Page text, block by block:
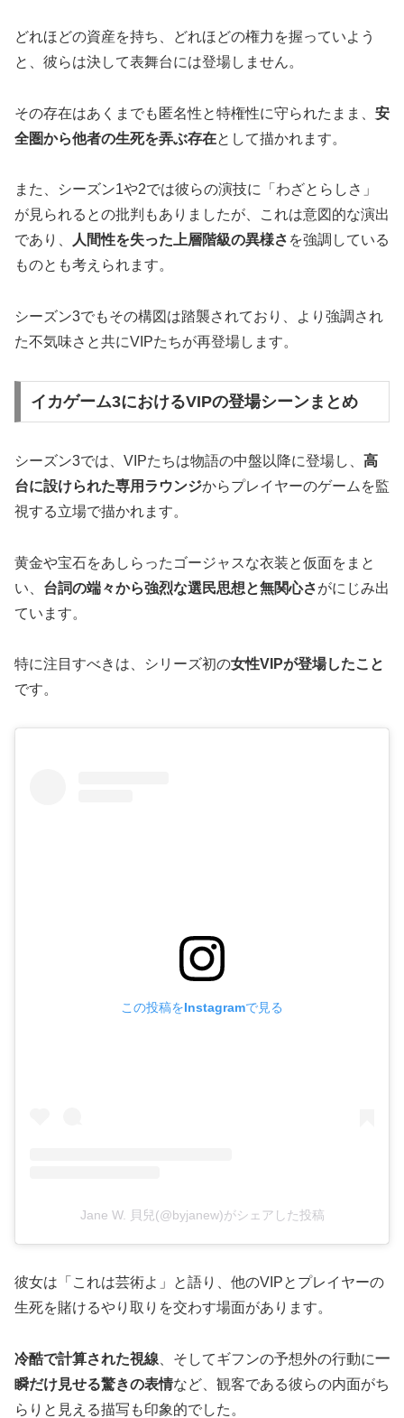
どれほどの資産を持ち、どれほどの権力を握っていよう
と、彼らは決して表舞台には登場しません。
その存在はあくまでも匿名性と特権性に守られたまま、 安
全圏から他者の生死を弄ぶ存在として描かれます。
また、シーズン1や2では彼らの演技に「わざとらしさ」
が見られるとの批判もありましたが、これは意図的な演出
であり、
人間性を失った上層階級の異様さ を強調している
ものとも考えられます。
シーズン3でもその構図は踏襲されており、より強調され
た不気味さと共にVIPたちが再登場します。
イカゲーム3におけるVIPの登場シーンまとめ
シーズン3では、VIPたちは物語の中盤以降に登場し、 高
台に設けられた専用ラウンジからプレイヤーのゲームを監
視する立場で描かれます。
黄金や宝石をあしらったゴージャスな衣装と仮面をまと
い、 台詞の端々から強烈な選民思想と無関心さがにじみ出
ています。
特に注目すべきは、シリーズ初の女性VIPが登場したこと
です。
この投稿をInstagramで見る
Jane W. 貝兒(@byjanew)がシェアした投稿
彼女は「これは芸術よ」と語り、他のVIPとプレイヤーの
生死を賭けるやり取りを交わす場面があります。
冷酷で計算された視線 、そしてギフンの予想外の行動に一
瞬だけ見せる驚きの表情など、観客である彼らの内面がち
らりと見える描写も印象的でした。